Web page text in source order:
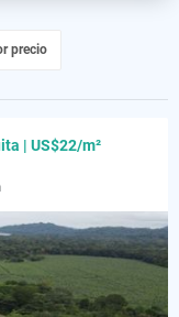
precio
| US$22/m²